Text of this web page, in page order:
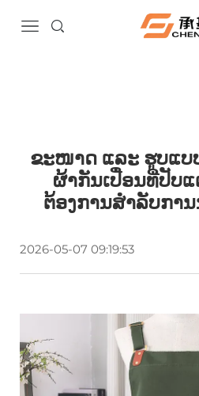
ຂະໜາດ ແລະ ຮູບແບ
ຜ້າກັນເປື່ອນທີ່ປັບ
ຕ້ອງການສຳລັບກາ
2026-05-07 09:19:53